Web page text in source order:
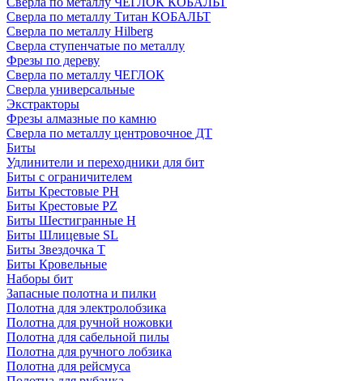
Сверла по металлу Титан КОБАЛЬТ
Сверла по металлу Hilberg
Сверла ступенчатые по металлу
Фрезы по дереву
Сверла по металлу ЧЕГЛОК
Сверла универсальные
Экстракторы
Фрезы алмазные по камню
Сверла по металлу центровочное ДТ
Биты
Удлинители и переходники для бит
Биты с ограничителем
Биты Крестовые PH
Биты Крестовые PZ
Биты Шестигранные H
Биты Шлицевые SL
Биты Звездочка T
Биты Кровельные
Наборы бит
Запасные полотна и пилки
Полотна для электролобзика
Полотна для ручной ножовки
Полотна для сабельной пилы
Полотна для ручного лобзика
Полотна для рейсмуса